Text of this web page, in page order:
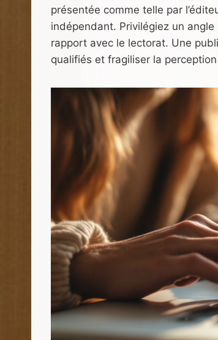
présentée comme telle par
indépendant. Privilégiez un
rapport avec le lectorat. Une
qualifiés et fragiliser la